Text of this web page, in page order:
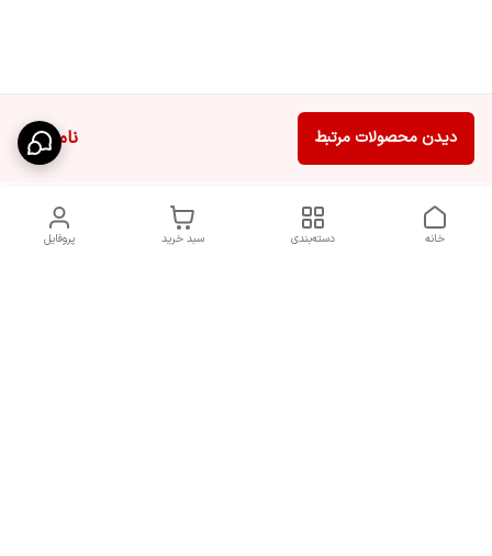
ناموجود دیدن محصولات مرتبط
پروفایل سبد خرید دسته‌بندی خانه